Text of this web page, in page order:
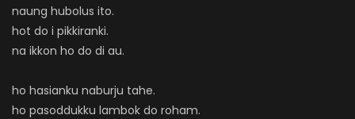
naung hubolus ito.
hot do i pikkiranki.
na ikkon ho do di au.
ho hasianku naburju tahe.
ho pasoddukku lambok do roham.